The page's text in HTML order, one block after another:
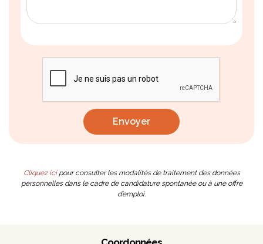
Cliquez icipour consulter les modalités de traitement des données
personnelles dans le cadre de candidature spontanée ou à une offre
d’emploi.